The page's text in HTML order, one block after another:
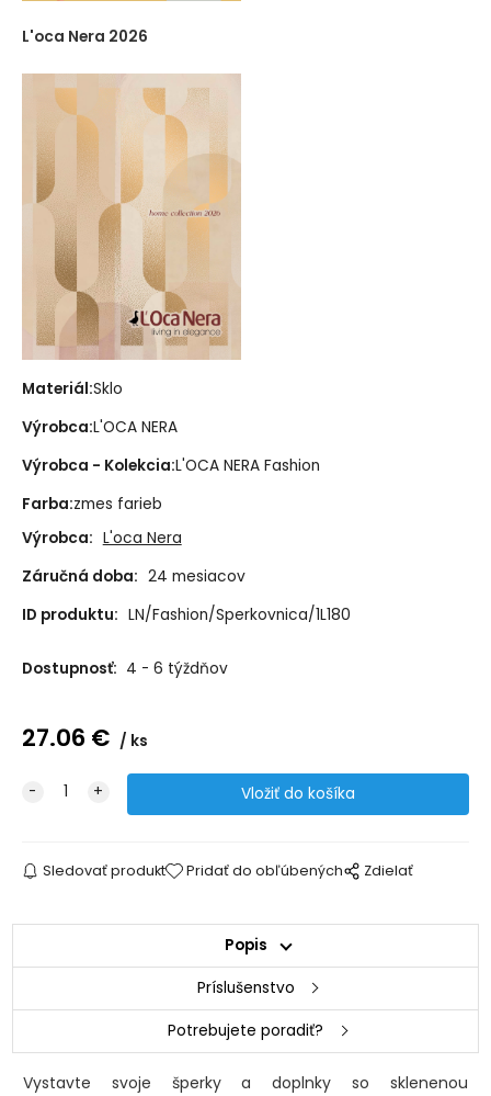
L'oca Nera 2026
Materiál:Sklo
Výrobca:L'OCA NERA
Výrobca - Kolekcia:L'OCA NERA Fashion
Farba:zmes farieb
Výrobca: L'oca Nera
Záručná doba: 24 mesiacov
ID produktu: LN/Fashion/Sperkovnica/1L180
Dostupnosť: 4 - 6 týždňov
27.06 € ks
Sledovať produkt Pridať do obľúbených Zdielať
Popis
Príslušenstvo
Potrebujete poradiť?
Vystavte svoje šperky a doplnky so sklenenou